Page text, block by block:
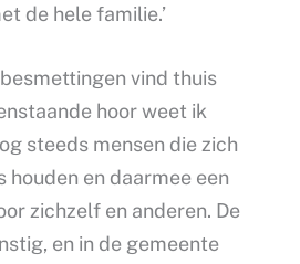
de hele familie.’
besmettingen vind thuis
hoor weet ik
steeds mensen die zich
houden en daarmee een
zichzelf en anderen. De
en in de gemeente